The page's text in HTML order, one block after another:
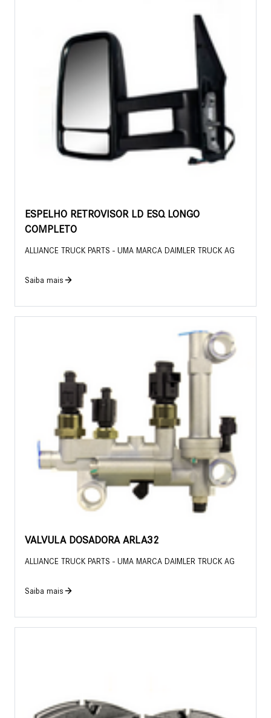
ESPELHO RETROVISOR LD ESQ LONGO
COMPLETO
ALLIANCE TRUCK PARTS - UMA MARCA DAIMLER TRUCK AG
Saiba mais
VALVULA DOSADORA ARLA32
ALLIANCE TRUCK PARTS - UMA MARCA DAIMLER TRUCK AG
Saiba mais